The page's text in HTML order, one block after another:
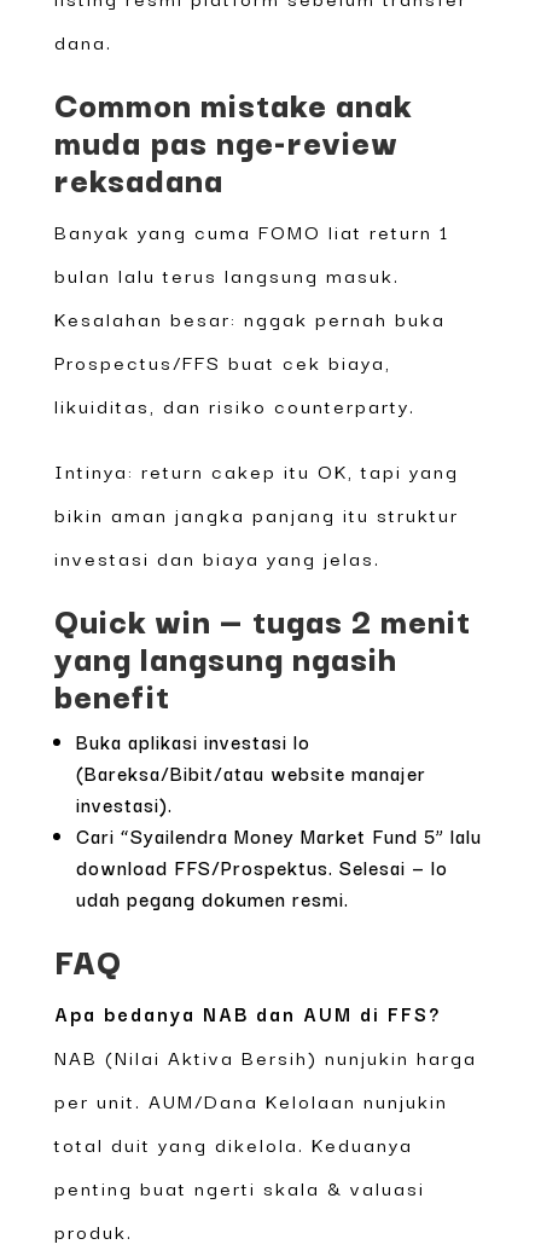
dana.
Common mistake anak
muda pas nge-review
reksadana
Banyak yang cuma FOMO liat return 1
bulan lalu terus langsung masuk.
Kesalahan besar: nggak pernah buka
Prospectus/FFS buat cek biaya,
likuiditas, dan risiko counterparty.
Intinya: return cakep itu OK, tapi yang
bikin aman jangka panjang itu struktur
investasi dan biaya yang jelas.
Quick win — tugas 2 menit
yang langsung ngasih
benefit
Buka aplikasi investasi lo
(Bareksa/Bibit/atau website manajer
investasi).
Cari “Syailendra Money Market Fund 5” lalu
download FFS/Prospektus. Selesai — lo
udah pegang dokumen resmi.
FAQ
Apa bedanya NAB dan AUM di FFS?
NAB (Nilai Aktiva Bersih) nunjukin harga
per unit. AUM/Dana Kelolaan nunjukin
total duit yang dikelola. Keduanya
penting buat ngerti skala & valuasi
produk.